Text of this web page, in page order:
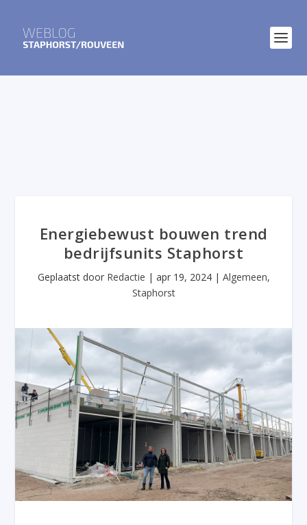
Energiebewust bouwen trend
bedrijfsunits Staphorst
Geplaatst door Redactie | apr 19, 2024| Algemeen,
Staphorst